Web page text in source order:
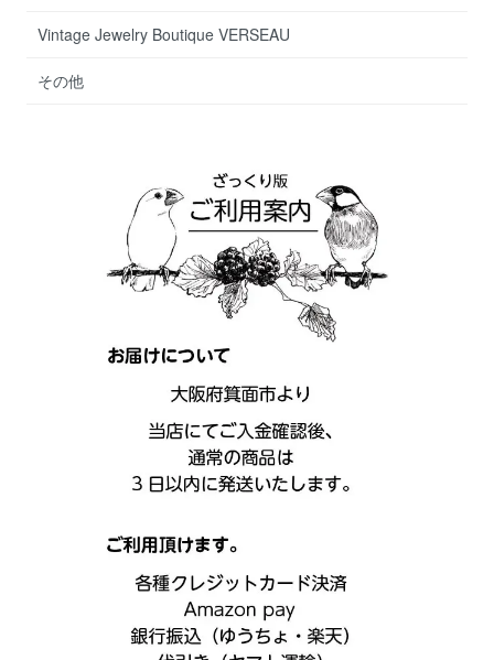
Vintage Jewelry Boutique VERSEAU
その他